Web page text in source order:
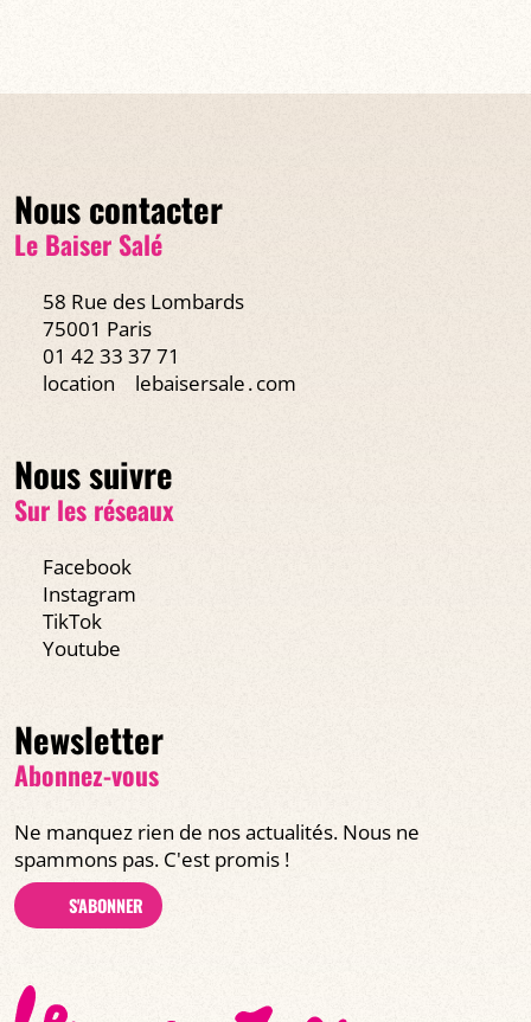
Nous contacter
Le Baiser Salé
58 Rue des Lombards
75001 Paris
01 42 33 37 71
location
lebaisersale․com
Nous suivre
Sur les réseaux
Facebook
Instagram
TikTok
Youtube
Newsletter
Abonnez-vous
Ne manquez rien de nos actualités. Nous ne
spammons pas. C'est promis !
S'ABONNER